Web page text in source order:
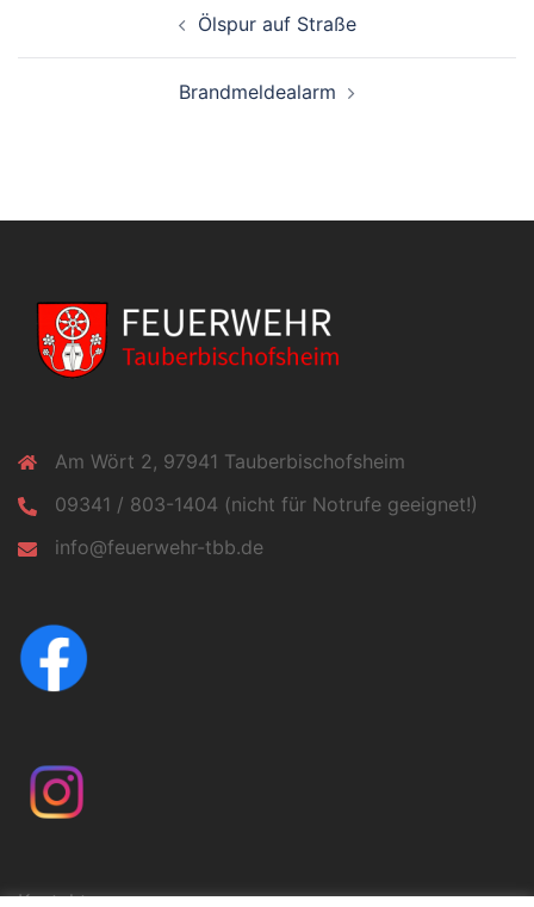
Ölspur auf Straße
Brandmeldealarm
Am Wört 2, 97941 Tauberbischofsheim
09341 / 803-1404 (nicht für Notrufe geeignet!)
info@feuerwehr-tbb.de
Kontakt